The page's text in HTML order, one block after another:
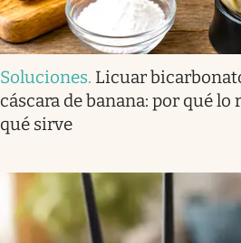
Soluciones. Licuar
cáscara de banana: por qué
qué sirve